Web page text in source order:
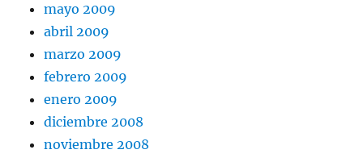
mayo 2009
abril 2009
marzo 2009
febrero 2009
enero 2009
diciembre 2008
noviembre 2008